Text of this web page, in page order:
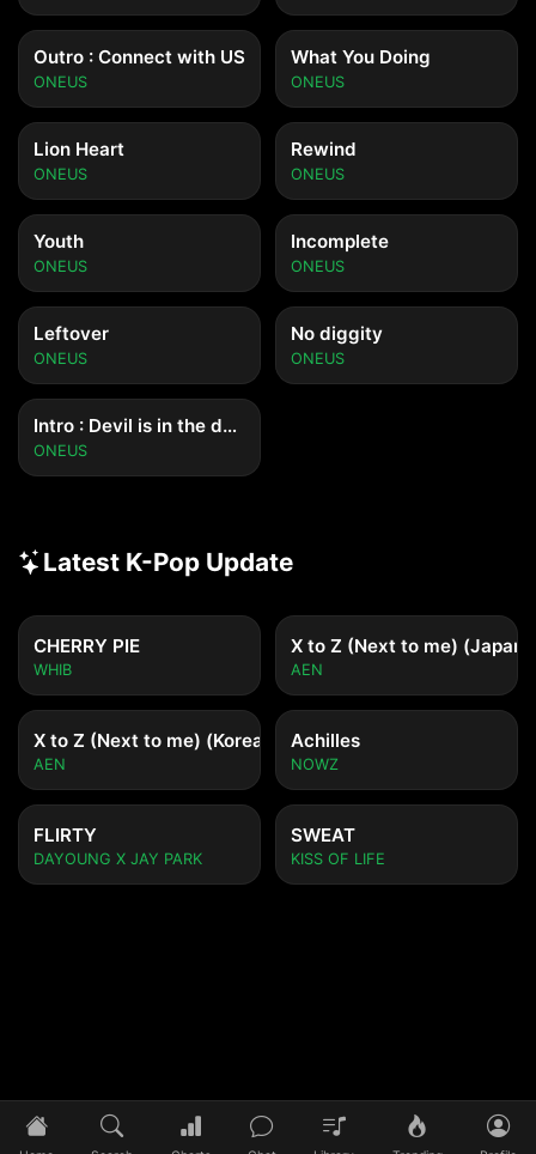
Outro : Connect with US
ONEUS
What You Doing
ONEUS
Lion Heart
ONEUS
Rewind
ONEUS
Youth
ONEUS
Incomplete
ONEUS
Leftover
ONEUS
No diggity
ONEUS
Intro : Devil is in the detail
ONEUS
Latest K-Pop Update
CHERRY PIE
WHIB
X to Z (Next to me)
AEN
X to Z (Next to me) (Korean ver.)
AEN
Achilles
NOWZ
FLIRTY
DAYOUNG X JAY PARK
SWEAT
KISS OF LIFE